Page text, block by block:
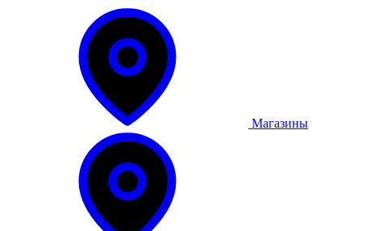
Магазины